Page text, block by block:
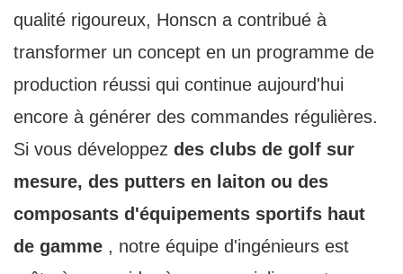
qualité rigoureux, Honscn a contribué à
transformer un concept en un programme de
production réussi qui continue aujourd'hui
encore à générer des commandes régulières.
Si vous développez des clubs de golf sur
mesure, des putters en laiton ou des
composants d'équipements sportifs haut
de gamme , notre équipe d'ingénieurs est